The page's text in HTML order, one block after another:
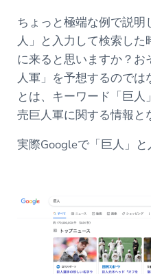
ちょっと極端な例で説
人」と入力して検索し
に来ると思いますか？
人軍」を予想するのでは
とは、キーワード「巨
売巨人軍に関する情報と
実際Googleで「巨人」